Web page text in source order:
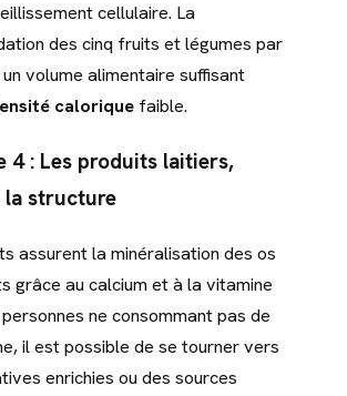
cellulaire. La
des cinq fruits et légumes par
volume alimentaire suffisant
calorique faible.
4 : Les produits laitiers,
la structure
assurent la minéralisation des os
grâce au calcium et à la vitamine
ne consommant pas de
il est possible de se tourner vers
enrichies ou des sources